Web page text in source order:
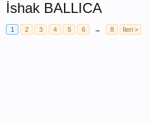
İshak BALLICA
1 2 3 4 5 6 → 8 İleri >